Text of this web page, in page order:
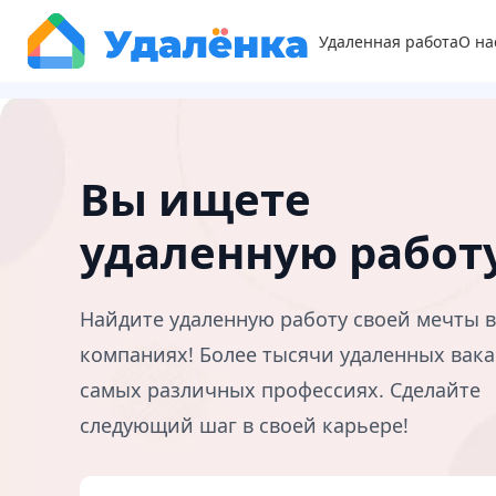
Удаленная работаО
Вы ищете
удаленную
Найдите удаленную работу своей мечты
компаниях! Более тысячи удаленных
самых различных профессиях. Сделайте
следующий шаг в своей карьере!